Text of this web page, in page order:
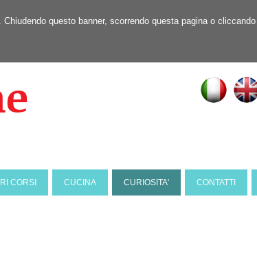
questo banner, scorrendo questa pagina o
CONTATTI
CURIOSITA'
CUCINA
CORSI